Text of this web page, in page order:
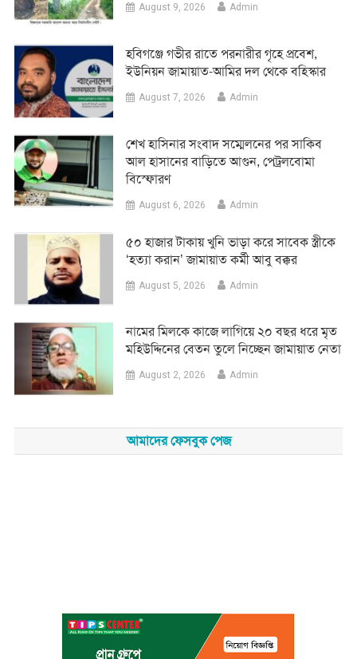
August 9, 2026 Admin
হবিগঞ্জে গভীর রাতে পরনারীর গৃহে প্রবেশ,
ইউনিয়ন জামায়াত-আমির দল থেকে বহিস্কার
August 7, 2026 Admin
শেখ হাসিনার সংবাদ সম্মেলনের পর সাকিব
আল হাসানের বাড়িতে আগুন, পেট্রলবোমা
বিস্ফোরণ
August 6, 2026 Admin
৫০ হাজার টাকায় খুনি ভাড়া করে সাবেক স্ত্রীকে
‘হত্যা করান’ জামায়াত কর্মী আবু বক্কর
August 5, 2026 Admin
নামের মিলকে কাজে লাগিয়ে ২০ বছর ধরে মৃত
মহিউদ্দিনের বেতন তুলে নিচ্ছেন জামায়াত নেতা
August 2, 2026 Admin
আমাদের ফেসবুক পেজ